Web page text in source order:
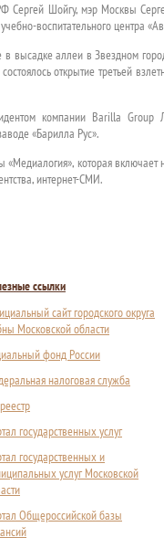
Шойгу, мэр Москвы
воспитательного центра
высадке аллеи в Звездном
открытие третьей
компании Barilla
«Барилла Рус».
которая
интернет-СМИ.
ссылки
сайт городского округа
Московской области
фонд России
налоговая служба
государственных услуг
государственных и
услуг Московской
Общероссийской базы